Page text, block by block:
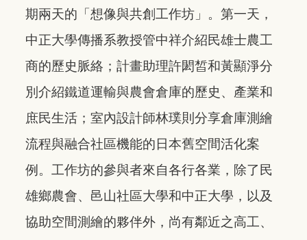
期兩天的「想像與共創工作坊」。第一天，
中正大學傳播系教授管中祥介紹民雄士農工
商的歷史脈絡；計畫助理許閎皙和黃顯淨分
別介紹鐵道運輸與農會倉庫的歷史、產業和
庶民生活；室內設計師林璞則分享倉庫測繪
流程與融合社區機能的日本舊空間活化案
例。工作坊的參與者來自各行各業，除了民
雄鄉農會、邑山社區大學和中正大學，以及
協助空間測繪的夥伴外，尚有鄰近之高工、